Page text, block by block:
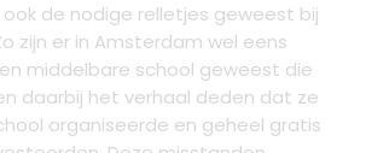
ook de nodige relletjes geweest bij
zijn er in Amsterdam wel eens
middelbare school geweest die
daarbij het verhaal deden dat ze
organiseerde en geheel gratis